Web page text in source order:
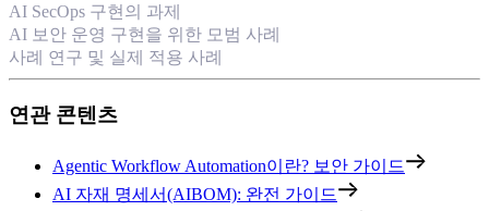
AI SecOps 구현의 과제
AI 보안 운영 구현을 위한 모범 사례
사례 연구 및 실제 적용 사례
연관 콘텐츠
Agentic Workflow Automation이란? 보안 가이드
AI 자재 명세서(AIBOM): 완전 가이드